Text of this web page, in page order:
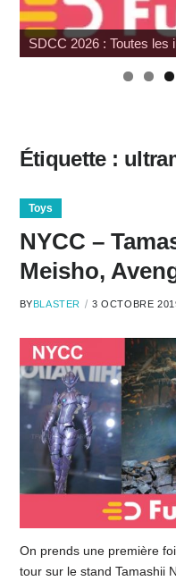
SDCC 2026 : Toutes les
Étiquette :
Toys
NYCC –
Meisho,
BYBLASTER 3 OCTOBRE
On prends une première
tour sur le stand Tamashii